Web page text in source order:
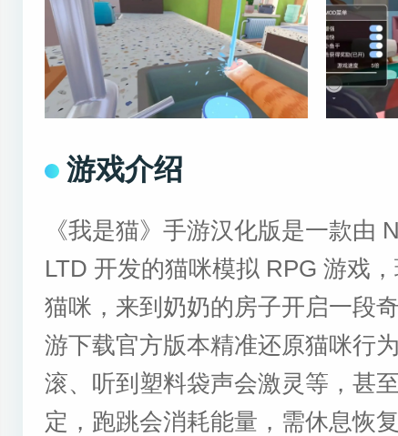
游戏介绍
《我是猫》手游汉化版是一款由
LTD 开发的猫咪模拟 RPG 游戏
猫咪，来到奶奶的房子开启一段
游下载官方版本精准还原猫咪行
滚、听到塑料袋声会激灵等，甚
定，跑跳会消耗能量，需休息恢